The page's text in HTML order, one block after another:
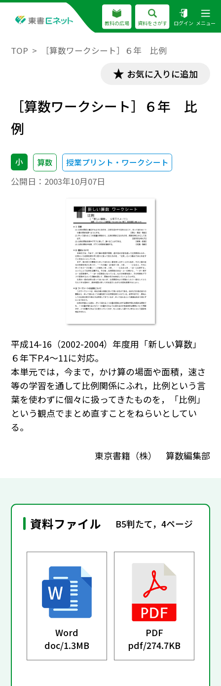
教科の広場 資料をさがす ログイン メニュー
TOP ［算数ワークシート］６年 比例
お気に入りに追加
［算数ワークシート］６年 比
例
小 算数 授業プリント・ワークシート
公開日： 2003年10月07日
平成14-16（2002-2004）年度用「新しい算数」
６年下P.4～11に対応。
本単元では，今まで，かけ算の場面や面積，速さ
等の学習を通して比例関係にふれ，比例という言
葉を使わずに個々に扱ってきたものを，「比例」
という観点でまとめ直すことをねらいとしてい
る。
東京書籍（株） 算数編集部
資料ファイル B5判たて，4ページ
Word
doc/1.3MB
PDF
pdf/274.7KB